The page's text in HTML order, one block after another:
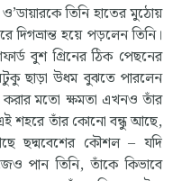
তিনি হাতের মুঠোয়
হয়ে পড়লেন তিনি।
বুশ গ্রিনের ঠিক পেছনের
ছাড়া উধম বুঝতে পারলেন
করার মতো ক্ষমতা এখনও তাঁর
শহরে তাঁর কোনো বন্ধু আছে,
ছদ্মবেশের কৌশল – যদি
পান তিনি, তাঁকে কিভাবে